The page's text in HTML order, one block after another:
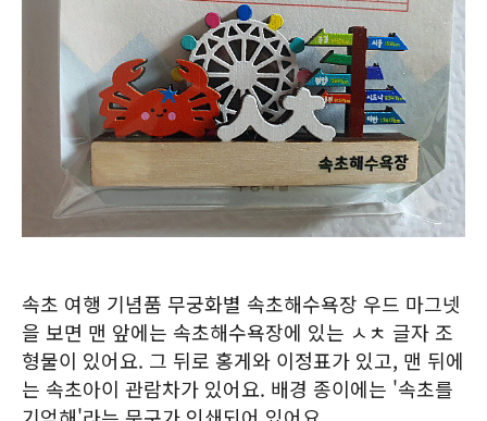
속초 여행 기념품 무궁화별 속초해수욕장 우드 마그넷
을 보면 맨 앞에는 속초해수욕장에 있는 ㅅㅊ 글자 조
형물이 있어요. 그 뒤로 홍게와 이정표가 있고, 맨 뒤에
는 속초아이 관람차가 있어요. 배경 종이에는 '속초를